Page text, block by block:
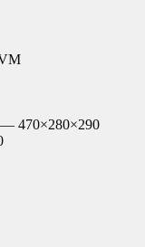
470×280×290